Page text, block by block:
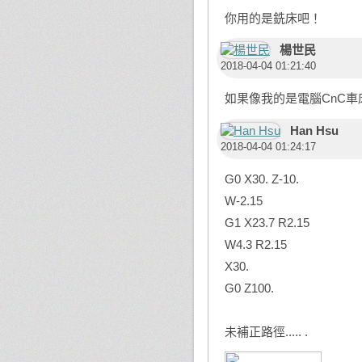
你用的是銑床吧！
楊世民
2018-04-04 01:21:40
如果像我的是電腦CnC車
Han Hsu
2018-04-04 01:24:17
G0 X30. Z-10.
W-2.15
G1 X23.7 R2.15
W4.3 R2.15
X30.
G0 Z100.
未補正路徑..... .